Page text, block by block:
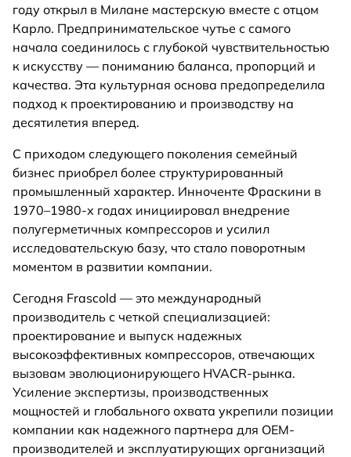
году открыл в Милане мастерскую вместе с отцом
Карло. Предпринимательское чутье с самого
начала соединилось с глубокой чувствительностью
к искусству — пониманию баланса, пропорций и
качества. Эта культурная основа предопределила
подход к проектированию и производству на
десятилетия вперед.
С приходом следующего поколения семейный
бизнес приобрел более структурированный
промышленный характер. Инноченте Фраскини в
1970–1980-х годах инициировал внедрение
полугерметичных компрессоров и усилил
исследовательскую базу, что стало поворотным
моментом в развитии компании.
Сегодня Frascold — это международный
производитель с четкой специализацией:
проектирование и выпуск надежных
высокоэффективных компрессоров, отвечающих
вызовам эволюционирующего HVACR-рынка.
Усиление экспертизы, производственных
мощностей и глобального охвата укрепили позиции
компании как надежного партнера для OEM-
производителей и эксплуатирующих организаций